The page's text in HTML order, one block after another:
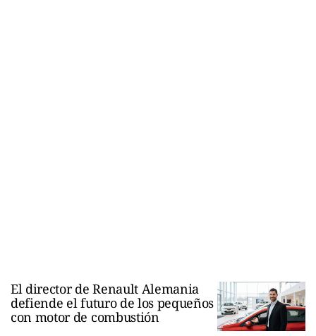
El director de Renault Alemania
defiende el futuro de los pequeños
con motor de combustión